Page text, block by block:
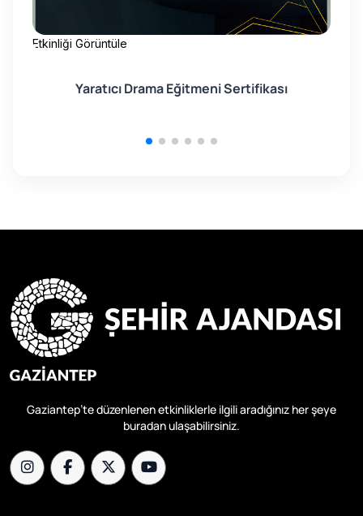
Etkinliği Görüntüle
Yaratıcı Drama Eğitmeni Sertifikası
Gaziantep’te düzenlenen etkinliklerle ilgili aradığınız her şeye
buradan ulaşabilirsiniz.